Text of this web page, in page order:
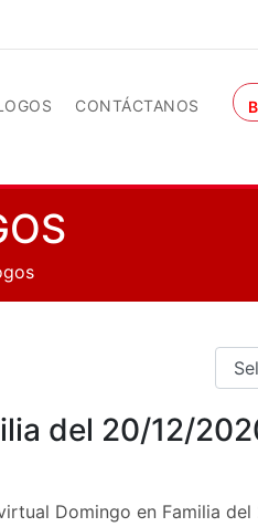
CONTÁCTANOS
del 20/12/
Domingo en Familia